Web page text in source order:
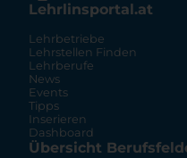
Lehrlinsportal.at
Lehrbetriebe
Lehrstellen Finden
Lehrberufe
News
Events
Tipps
Inserieren
Dashboard
Übersicht